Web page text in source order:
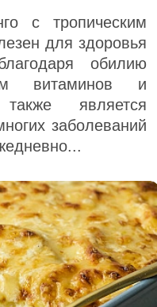
с тропическим
для здоровья
обилию
витаминов и
является
заболеваний